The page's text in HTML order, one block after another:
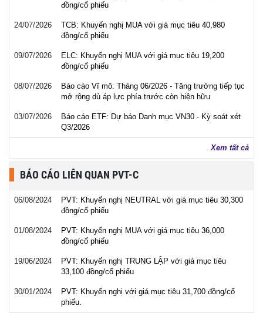
đồng/cổ phiếu
24/07/2026
TCB: Khuyến nghị MUA với giá mục tiêu 40,980
đồng/cổ phiếu
09/07/2026
ELC: Khuyến nghị MUA với giá mục tiêu 19,200
đồng/cổ phiếu
08/07/2026
Báo cáo Vĩ mô: Tháng 06/2026 - Tăng trưởng tiếp tục
mở rộng dù áp lực phía trước còn hiện hữu
03/07/2026
Báo cáo ETF: Dự báo Danh mục VN30 - Kỳ soát xét
Q3/2026
Xem tất cả
BÁO CÁO LIÊN QUAN PVT-C
06/08/2024
PVT: Khuyến nghị NEUTRAL với giá mục tiêu 30,300
đồng/cổ phiếu
01/08/2024
PVT: Khuyến nghị MUA với giá mục tiêu 36,000
đồng/cổ phiếu
19/06/2024
PVT: Khuyến nghị TRUNG LẬP với giá mục tiêu
33,100 đồng/cổ phiếu
30/01/2024
PVT: Khuyến nghị với giá mục tiêu 31,700 đồng/cổ
phiếu.